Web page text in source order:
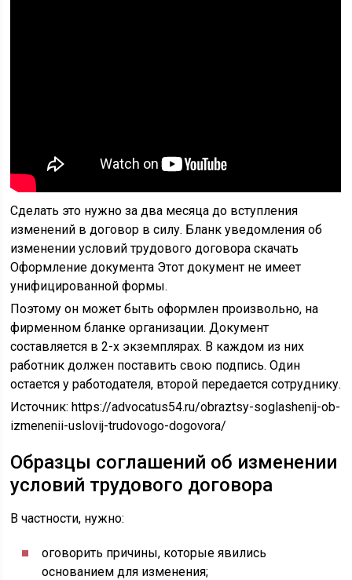
Сделать это нужно за два месяца до вступления
изменений в договор в силу. Бланк уведомления об
изменении условий трудового договора скачать
Оформление документа Этот документ не имеет
унифицированной формы.
Поэтому он может быть оформлен произвольно, на
фирменном бланке организации. Документ
составляется в 2-х экземплярах. В каждом из них
работник должен поставить свою подпись. Один
остается у работодателя, второй передается сотруднику.
Источник:https://advocatus54.ru/obraztsy-soglashenij-ob-
izmenenii-uslovij-trudovogo-dogovora/
Образцы соглашений об изменении
условий трудового договора
В частности, нужно:
оговорить причины, которые явились
основанием для изменения;